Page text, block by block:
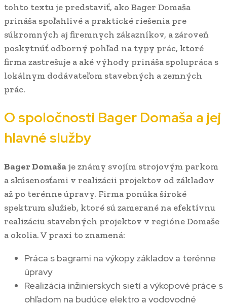
tohto textu je predstaviť, ako Bager Domaša
prináša spoľahlivé a praktické riešenia pre
súkromných aj firemnych zákazníkov, a zároveň
poskytnúť odborný pohľad na typy prác, ktoré
firma zastrešuje a aké výhody prináša spolupráca s
lokálnym dodávateľom stavebných a zemných
prác.
O spoločnosti Bager Domaša a jej
hlavné služby
Bager Domašaje známy svojím strojovým parkom
a skúsenosťami v realizácii projek­tov od základov
až po terénne úpravy. Firma ponúka široké
spektrum služieb, ktoré sú zamerané na efektívnu
realizáciu stavebných projektov v regióne Domaše
a okolia. V praxi to znamená:
Práca s bagrami na výkopy základov a terénne
úpravy
Realizácia inžinierskych sietí a výkopové práce s
ohľadom na budúce elektro a vodovodné